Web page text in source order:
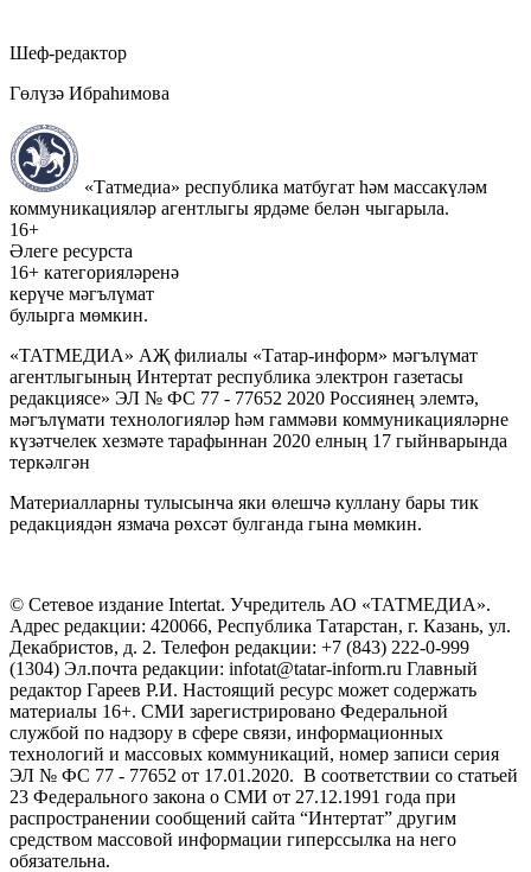
Шеф-редактор
Гөлүзә Ибраһимова
«Татмедиа» республика матбугат һәм массакүләм
коммуникацияләр агентлыгы ярдәме белән чыгарыла.
16+
Әлеге ресурста
16+ категорияләренә
керүче мәгълүмат
булырга мөмкин.
«ТАТМЕДИА» АҖ филиалы «Татар-информ» мәгълүмат
агентлыгының Интертат республика электрон газетасы
редакциясе» ЭЛ № ФС 77 - 77652 2020 Россиянең элемтә,
мәгълүмати технологияләр һәм гаммәви коммуникацияләрне
күзәтчелек хезмәте тарафыннан 2020 елның 17 гыйнварында
теркәлгән
Материалларны тулысынча яки өлешчә куллану бары тик
редакциядән язмача рөхсәт булганда гына мөмкин.
© Сетевое издание Intertat. Учредитель АО «ТАТМЕДИА».
Адрес редакции: 420066, Республика Татарстан, г. Казань, ул.
Декабристов, д. 2. Телефон редакции: +7 (843) 222-0-999
(1304) Эл.почта редакции: infotat@tatar-inform.ru Главный
редактор Гареев Р.И. Настоящий ресурс может содержать
материалы 16+. СМИ зарегистрировано Федеральной
службой по надзору в сфере связи, информационных
технологий и массовых коммуникаций, номер записи серия
ЭЛ № ФС 77 - 77652 от 17.01.2020. В соответствии со статьей
23 Федерального закона о СМИ от 27.12.1991 года при
распространении сообщений сайта “Интертат” другим
средством массовой информации гиперссылка на него
обязательна.